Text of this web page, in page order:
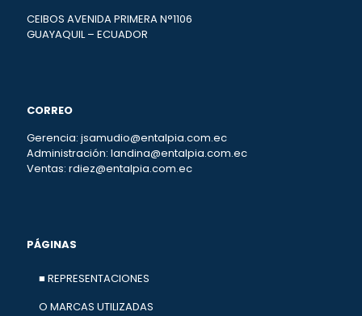
CEIBOS AVENIDA PRIMERA N°1106
GUAYAQUIL – ECUADOR
CORREO
Gerencia: jsamudio@entalpia.com.ec
Administración: landina@entalpia.com.ec
Ventas: rdiez@entalpia.com.ec
PÁGINAS
■ REPRESENTACIONES
O MARCAS UTILIZADAS